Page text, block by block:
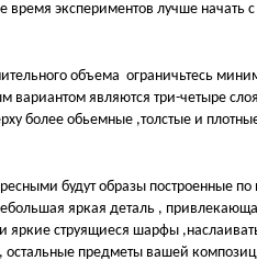
время экспериментов лучше начать
объема ограничьтесь
вариантом являются три-четыре
более обьемные ,толстые и
будут образы построенные
яркая деталь ,
яркие струящиеся шарфы
предметы вашей